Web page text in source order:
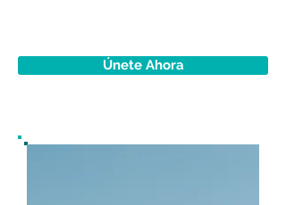
Únete Ahora